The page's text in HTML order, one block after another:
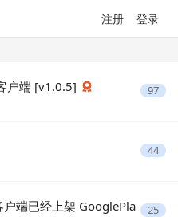
注册 登录
户端 [v1.0.5] 97
44
端已经上架 GooglePla
25